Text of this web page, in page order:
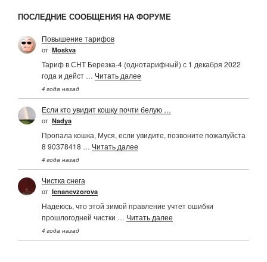
нерабочими»
ПОСЛЕДНИЕ СООБЩЕНИЯ НА ФОРУМЕ
Повышение тарифов
от Moskva
Тариф в СНТ Березка-4 (однотарифный) с 1 декабря 2022
года и дейст … Читать далее
4 года назад
Если кто увидит кошку почти белую …
от Nadya
Пропала кошка, Муся, если увидите, позвоните пожалуйста
8 90378418 … Читать далее
4 года назад
Чистка снега
от Ienanevzorova
Надеюсь, что этой зимой правление учтет ошибки
прошлогодней чистки … Читать далее
4 года назад